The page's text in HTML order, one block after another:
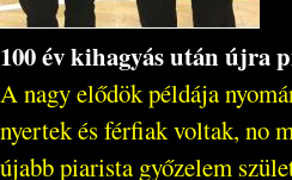
100 év kihagyás után újra
A nagy elődök példája
nyertek és férfiak voltak, no
újabb piarista győzelem